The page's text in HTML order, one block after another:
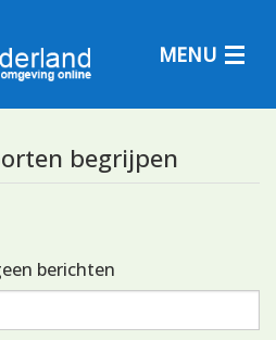
MENU
begrijpen
berichten